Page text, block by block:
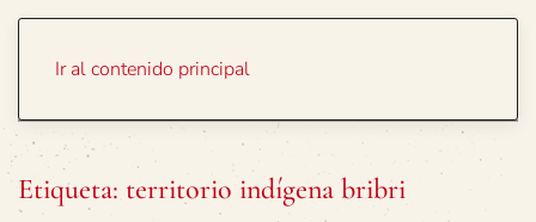
Ir al contenido principal
Etiqueta: territorio indígena bribri